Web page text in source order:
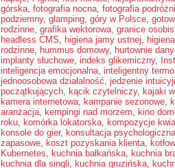
górska, fotografia nocna, fotografia
podziemny, glamping, góry w Polsce,
rodzinne, grafika wektorowa, granice
headless CMS, higiena jamy ustnej,
rodzinne, hummus domowy, hurtownie
implanty słuchowe, indeks glikemiczny,
inteligencja emocjonalna, inteligentny
jednoosobowa działalność, jedzenie
początkujących, kącik czytelniczy, kajaki
kamera internetowa, kampanie sezonowe,
aranżacja, kempingi nad morzem, kino
roku, komórka lokatorska, kompozycje
konsole do gier, konsultacja psychologiczna
zapasowe, koszt pozyskania klienta,
Kubernetes, kuchnia bałkańska, kuchnia
kuchnia dla singli, kuchnia gruzińska,